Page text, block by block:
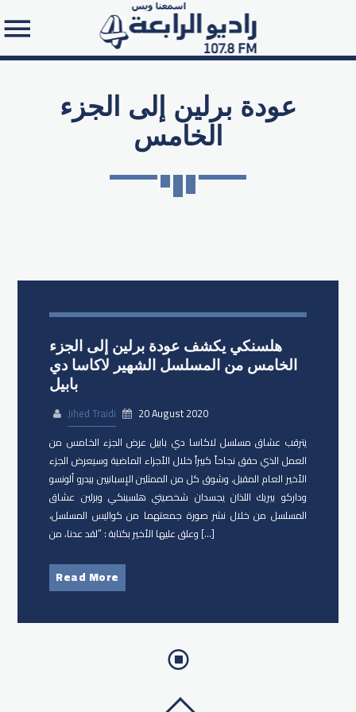
Search in the website:
عودة برلين إلى الجزء
الخامس
هلسنكي يكشف عودة برلين إلى الجزء
الخامس من المسلسل الشهير لاكاسا دي
بابيل
Jihed Traidi
20 August 2020
يترقب عشاق مسلسل لاكاسا دي بابيل عرض الجزء الخامس من
العمل الذي حقق نجاحاً كبيراً خلال الأجزاء الماضية وسيعرض الجزء
الأخير العام المقبل. وشوق كل من الممثلين الإسبانيين ​بيدرو ألونسو​
و​داركو بيريك اللذان يجسدان شخصيتي هلسينكي و​برلين عشاق
المسلسل من خلال نشر صورة جمعتهما من كواليس المسلسل،
وعلق عليها الأخير بكتابة : “لقد عدنا، من […]
Read More